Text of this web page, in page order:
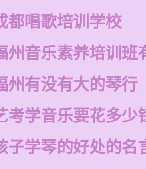
都唱歌培训学校
州音乐素养培训班
州有没有大的琴行
考学音乐要花多少
子学琴的好处的名